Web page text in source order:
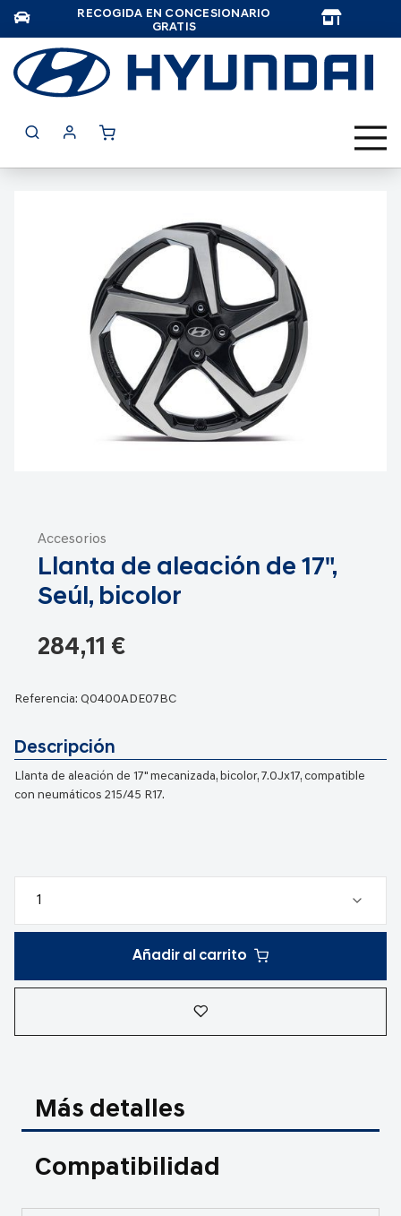
RECOGIDA EN CONCESIONARIO
GRATIS
Accesorios
Llanta de aleación de 17",
Seúl, bicolor
284,11 €
Referencia: Q0400ADE07BC
Descripción
Llanta de aleación de 17" mecanizada, bicolor, 7.0Jx17, compatible
con neumáticos 215/45 R17.
Añadir al carrito
comienzo
galería
imágenes
Más detalles
Compatibilidad